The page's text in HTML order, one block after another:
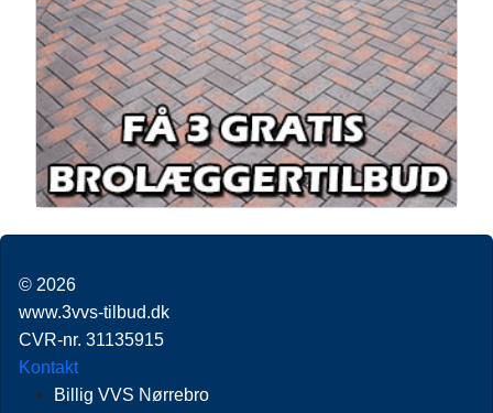
© 2026
www.3vvs-tilbud.dk
CVR-nr. 31135915
Kontakt
Billig VVS Nørrebro